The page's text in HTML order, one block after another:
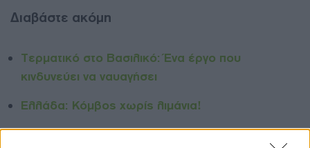
Διαβάστε ακόμη
Τερματικό στο Βασιλικό: Ένα έργο που
κινδυνεύει να ναυαγήσει
Ελλάδα: Κόμβος χωρίς λιμάνια!
Ενισχύει την FiberGrid η ΔΕΗ